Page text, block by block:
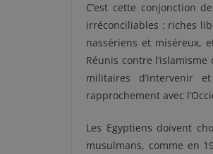
C’est cette conjonction
irréconciliables : riches
nassériens et miséreux,
Réunis contre
militaires d’intervenir
rapprochement avec
Les Egyptiens doivent
musulmans, comme en